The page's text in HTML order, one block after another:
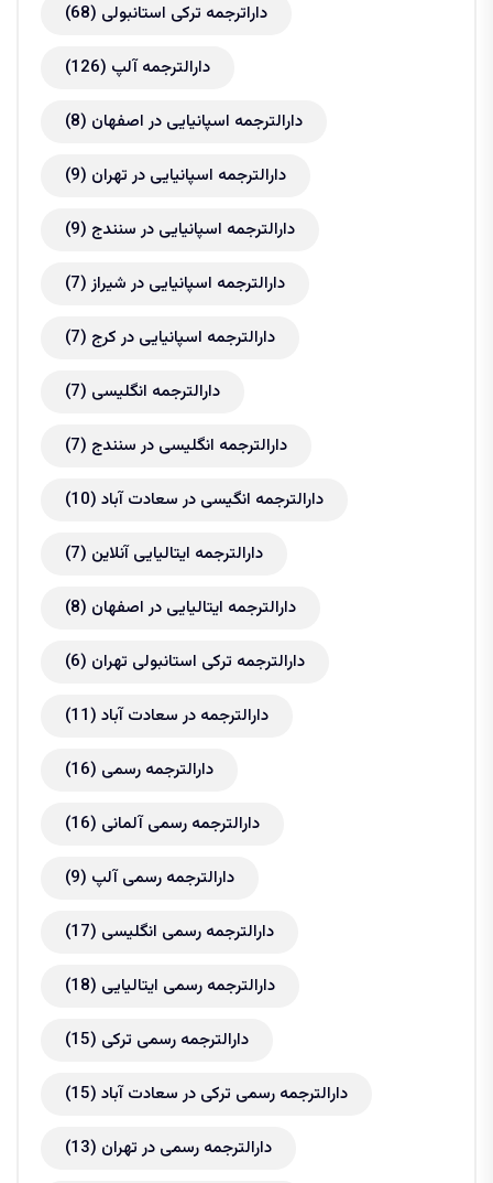
داراترجمه ترکی استانبولی (68)
دارالترجمه آلپ (126)
دارالترجمه اسپانیایی در اصفهان (8)
دارالترجمه اسپانیایی در تهران (9)
دارالترجمه اسپانیایی در سنندج (9)
دارالترجمه اسپانیایی در شیراز(7)
دارالترجمه اسپانیایی در کرج (7)
دارالترجمه انگلیسی (7)
دارالترجمه انگلیسی در سنندج (7)
دارالترجمه انگیسی در سعادت آباد (10)
دارالترجمه ایتالیایی آنلاین (7)
دارالترجمه ایتالیایی در اصفهان (8)
دارالترجمه ترکی استانبولی تهران (6)
دارالترجمه در سعادت آباد (11)
دارالترجمه رسمی (16)
دارالترجمه رسمی آلمانی (16)
دارالترجمه رسمی آلپ (9)
دارالترجمه رسمی انگلیسی (17)
دارالترجمه رسمی ایتالیایی (18)
دارالترجمه رسمی ترکی (15)
دارالترجمه رسمی ترکی در سعادت آباد (15)
دارالترجمه رسمی در تهران (13)